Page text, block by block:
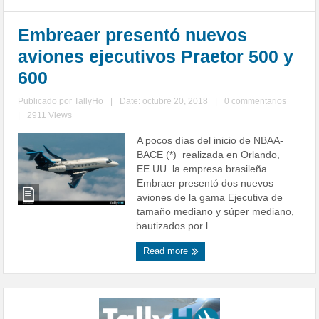
Embreaer presentó nuevos
aviones ejecutivos Praetor 500 y
600
Publicado porTallyHo Date: octubre 20, 2018
0 commentarios
2911 Views
A pocos días del inicio de NBAA-
BACE (*) realizada en Orlando,
EE.UU. la empresa brasileña
Embraer presentó dos nuevos
aviones de la gama Ejecutiva de
tamaño mediano y súper mediano,
bautizados por l ...
Read more